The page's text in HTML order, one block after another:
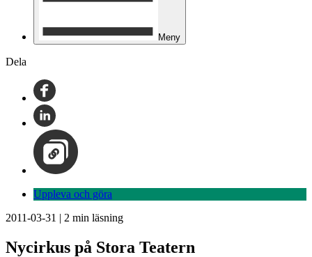
Meny
Dela
Uppleva och göra
2011-03-31 | 2 min läsning
Nycirkus på Stora Teatern